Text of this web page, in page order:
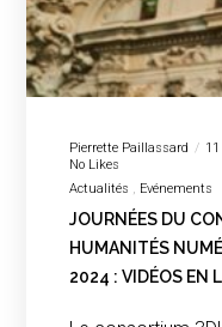
Pierrette Paillassard
No Likes
Actualités
Evénements
JOURNÉES DU
HUMANITÉS
2024 : VIDÉOS EN